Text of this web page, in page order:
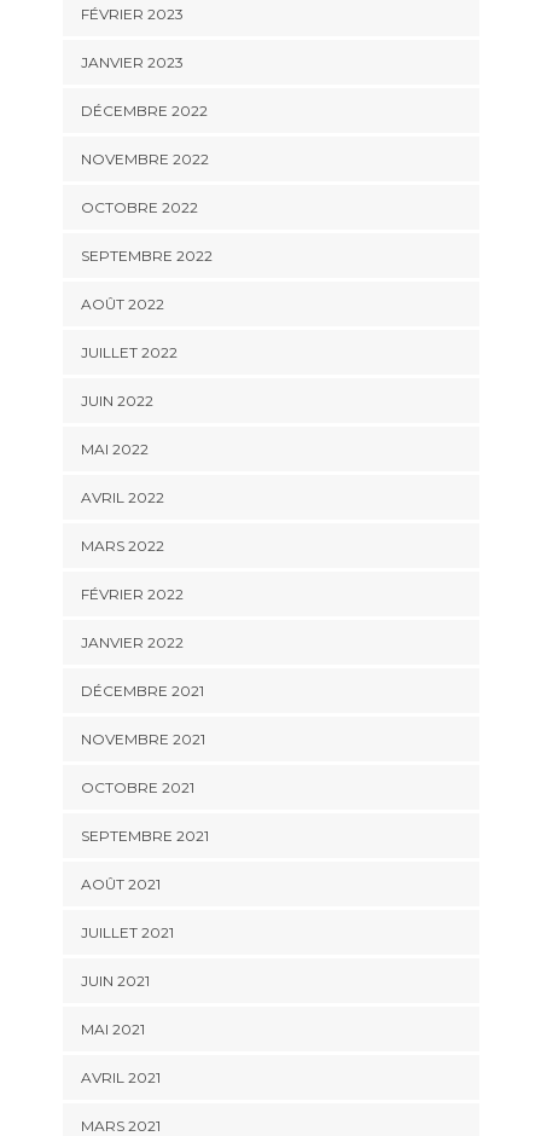
FÉVRIER 2023
JANVIER 2023
DÉCEMBRE 2022
NOVEMBRE 2022
OCTOBRE 2022
SEPTEMBRE 2022
AOÛT 2022
JUILLET 2022
JUIN 2022
MAI 2022
AVRIL 2022
MARS 2022
FÉVRIER 2022
JANVIER 2022
DÉCEMBRE 2021
NOVEMBRE 2021
OCTOBRE 2021
SEPTEMBRE 2021
AOÛT 2021
JUILLET 2021
JUIN 2021
MAI 2021
AVRIL 2021
MARS 2021